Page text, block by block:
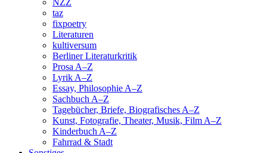
NZZ
taz
fixpoetry
Literaturen
kultiversum
Berliner Literaturkritik
Prosa A–Z
Lyrik A–Z
Essay, Philosophie A–Z
Sachbuch A–Z
Tagebücher, Briefe, Biografisches A–Z
Kunst, Fotografie, Theater, Musik, Film A–Z
Kinderbuch A–Z
Fahrrad & Stadt